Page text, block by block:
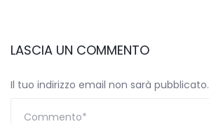
LASCIA UN COMMENTO
Il tuo indirizzo email non sarà pubblicato.